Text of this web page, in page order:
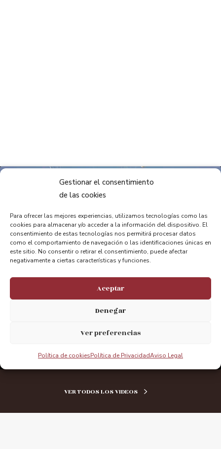
Gestionar el consentimiento
de las cookies
Para ofrecer las mejores experiencias, utilizamos tecnologías como las
cookies para almacenar y/o acceder a la información del dispositivo. El
consentimiento de estas tecnologías nos permitirá procesar datos
como el comportamiento de navegación o las identificaciones únicas en
este sitio. No consentir o retirar el consentimiento, puede afectar
negativamente a ciertas características y funciones.
Aceptar
Denegar
Ver preferencias
Política de cookiesPolítica de PrivacidadAviso Legal
Haz clic para aceptar cookies de
marketing y permitir este contenido
VER TODOS LOS VIDEOS